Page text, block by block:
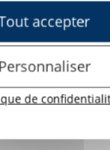
: 115 x 86 cm
8 mm
et vis (non fournis)
accepter
Personnaliser
de